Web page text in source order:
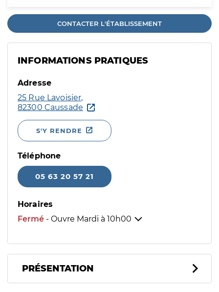
CONTACTER L'ÉTABLISSEMENT
INFORMATIONS PRATIQUES
Adresse
25 Rue Lavoisier,
82300 Caussade
S'Y RENDRE
Téléphone
05 63 20 57 21
Horaires
Fermé - Ouvre Mardi à 10h00
PRÉSENTATION